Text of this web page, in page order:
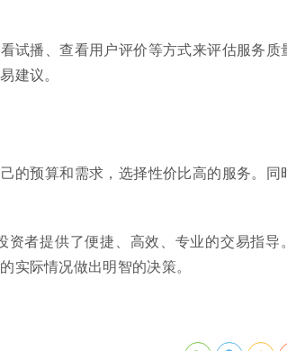
播、查看用户评价等方式来评估服务质
建议。
的预算和需求，选择性价比高的服务。同
者提供了便捷、高效、专业的交易指导
实际情况做出明智的决策。